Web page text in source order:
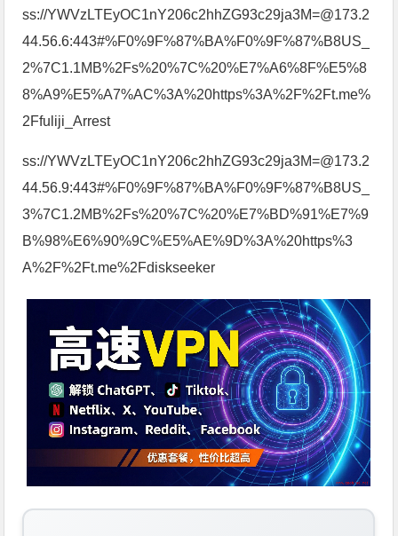
ss://YWVzLTEyOC1nY206c2hhZG93c29ja3M=@173.2
44.56.6:443#%F0%9F%87%BA%F0%9F%87%B8US_
2%7C1.1MB%2Fs%20%7C%20%E7%A6%8F%E5%8
8%A9%E5%A7%AC%3A%20https%3A%2F%2Ft.me%
2Ffuliji_Arrest
ss://YWVzLTEyOC1nY206c2hhZG93c29ja3M=@173.2
44.56.9:443#%F0%9F%87%BA%F0%9F%87%B8US_
3%7C1.2MB%2Fs%20%7C%20%E7%BD%91%E7%9
B%98%E6%90%9C%E5%AE%9D%3A%20https%3
A%2F%2Ft.me%2Fdiskseeker